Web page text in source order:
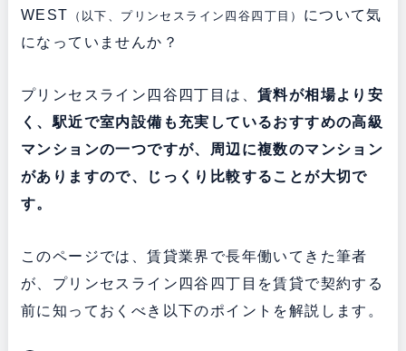
WEST
（以下、プリンセスライン四谷四丁目） について気
になっていませんか？
プリンセスライン四谷四丁目は、 賃料が相場より安
く、駅近で室内設備も充実しているおすすめの高級
マンションの一つですが、周辺に複数のマンション
がありますので、じっくり比較することが大切で
す。
このページでは、賃貸業界で長年働いてきた筆者
が、プリンセスライン四谷四丁目を賃貸で契約する
前に知っておくべき以下のポイントを解説します。